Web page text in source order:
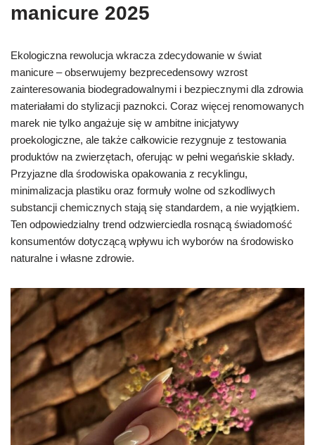
manicure 2025
Ekologiczna rewolucja wkracza zdecydowanie w świat
manicure – obserwujemy bezprecedensowy wzrost
zainteresowania biodegradowalnymi i bezpiecznymi dla zdrowia
materiałami do stylizacji paznokci. Coraz więcej renomowanych
marek nie tylko angażuje się w ambitne inicjatywy
proekologiczne, ale także całkowicie rezygnuje z testowania
produktów na zwierzętach, oferując w pełni wegańskie składy.
Przyjazne dla środowiska opakowania z recyklingu,
minimalizacja plastiku oraz formuły wolne od szkodliwych
substancji chemicznych stają się standardem, a nie wyjątkiem.
Ten odpowiedzialny trend odzwierciedla rosnącą świadomość
konsumentów dotyczącą wpływu ich wyborów na środowisko
naturalne i własne zdrowie.